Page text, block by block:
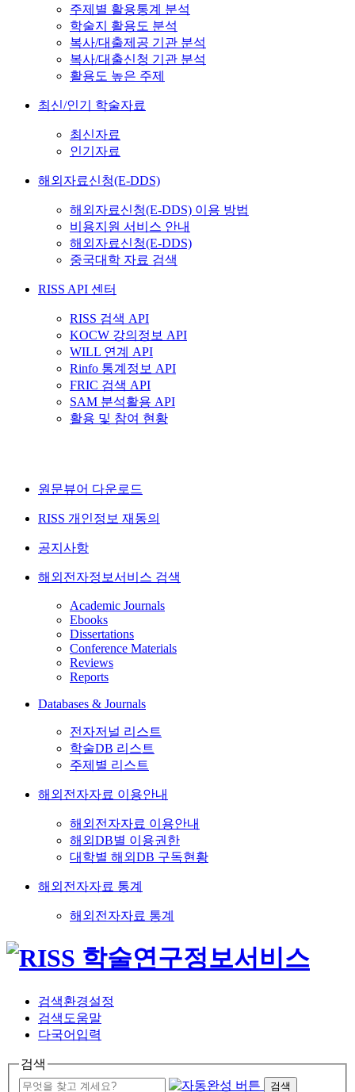
주제별 활용통계 분석
학술지 활용도 분석
복사/대출제공 기관 분석
복사/대출신청 기관 분석
활용도 높은 주제
최신/인기 학술자료
최신자료
인기자료
해외자료신청(E-DDS)
해외자료신청(E-DDS) 이용 방법
비용지원 서비스 안내
해외자료신청(E-DDS)
중국대학 자료 검색
RISS API 센터
RISS 검색 API
KOCW 강의정보 API
WILL 연계 API
Rinfo 통계정보 API
FRIC 검색 API
SAM 분석활용 API
활용 및 참여 현황
원문뷰어 다운로드
RISS 개인정보 재동의
공지사항
해외전자정보서비스 검색
Academic Journals
Ebooks
Dissertations
Conference Materials
Reviews
Reports
Databases & Journals
전자저널 리스트
학술DB 리스트
주제별 리스트
해외전자자료 이용안내
해외전자자료 이용안내
해외DB별 이용권한
대학별 해외DB 구독현황
해외전자자료 통계
해외전자자료 통계
검색환경설정
검색도움말
다국어입력
검색
검색